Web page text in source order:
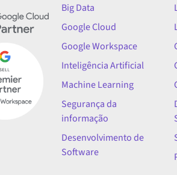
Big Data
Google Cloud
Google Workspace
Inteligência Artificial
Machine Learning
Segurança da
informação
Desenvolvimento de
Software